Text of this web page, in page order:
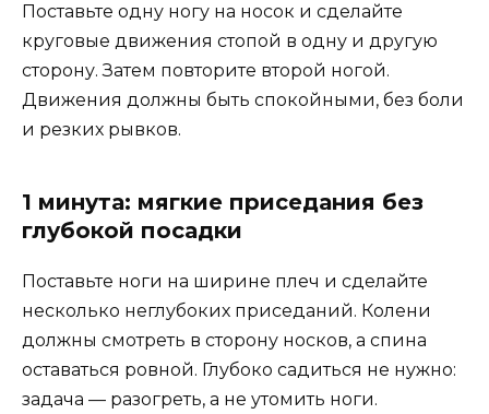
Поставьте одну ногу на носок и сделайте
круговые движения стопой в одну и другую
сторону. Затем повторите второй ногой.
Движения должны быть спокойными, без боли
и резких рывков.
1 минута: мягкие приседания без
глубокой посадки
Поставьте ноги на ширине плеч и сделайте
несколько неглубоких приседаний. Колени
должны смотреть в сторону носков, а спина
оставаться ровной. Глубоко садиться не нужно:
задача — разогреть, а не утомить ноги.